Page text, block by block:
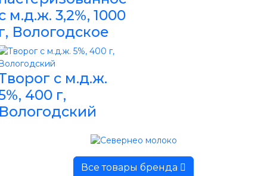
м.д.ж. 3,2%, 1000
Вологодское
с м.д.ж.
400 г,
Все товары бренда